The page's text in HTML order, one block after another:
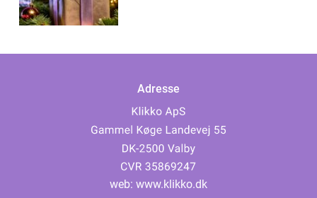
Adresse
web: www.klikko.dk